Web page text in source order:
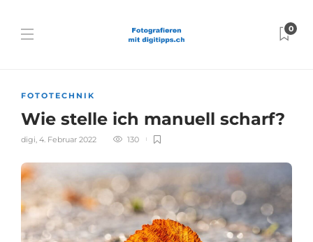
0
FOTOTECHNIK
Wie stelle ich manuell scharf?
digi, 4. Februar 2022 130